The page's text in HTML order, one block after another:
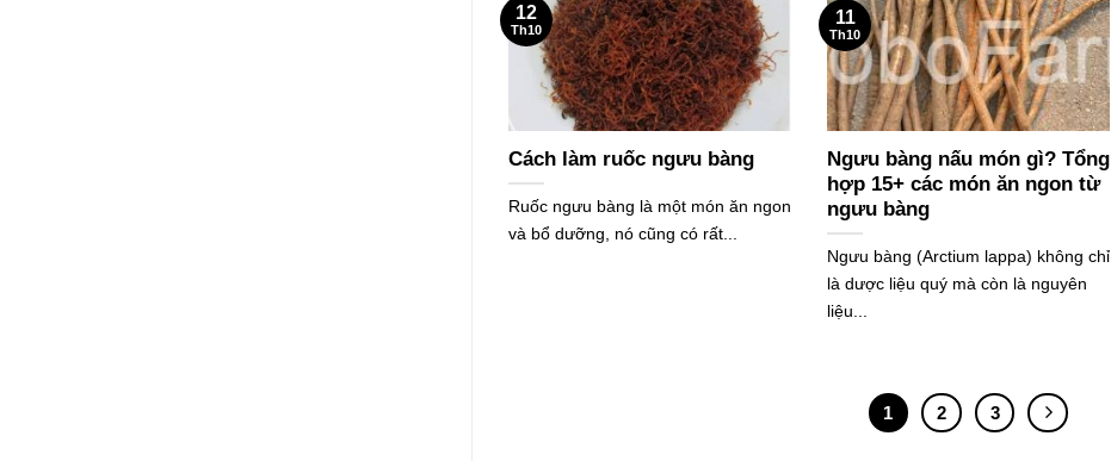
Cách làm ruốc ngưu bàng
Ruốc ngưu bàng là một món ăn ngon
và bổ dưỡng, nó cũng có rất...
12
Th10
Ngưu bàng nấu món gì? Tổng
hợp 15+ các món ăn ngon từ
ngưu bàng
Ngưu bàng (Arctium lappa) không chỉ
là dược liệu quý mà còn là nguyên
liệu...
11
Th10
1 2 3